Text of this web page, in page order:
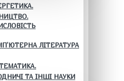
ЛІТЕРАТУРА
ТА ІНШІ НАУКИ